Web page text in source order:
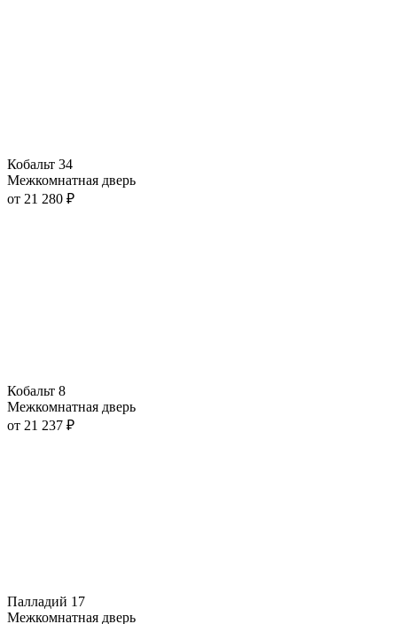
Кобальт 34
Межкомнатная дверь
от 21 280 ₽
Кобальт 8
Межкомнатная дверь
от 21 237 ₽
Палладий 17
Межкомнатная дверь